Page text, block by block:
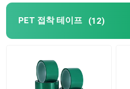
섬유 유리 접착 테이프
스트레치 필름 롤
접착 테이프를 싸기
PET 접착 테이프 (12)